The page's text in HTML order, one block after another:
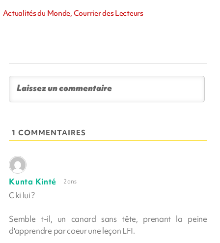
Actualités du Monde, Courrier des Lecteurs
1 COMMENTAIRES
Kunta Kinté 2 ans
C ki lui ?
Semble t-il, un canard sans tête, prenant la peine
d'apprendre par coeur une leçon LFI.